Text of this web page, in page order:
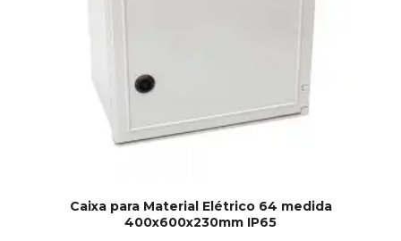
Caixa para Material Elétrico 64 medida
400x600x230mm IP65